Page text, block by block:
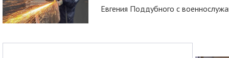
Евгения Поддубного с